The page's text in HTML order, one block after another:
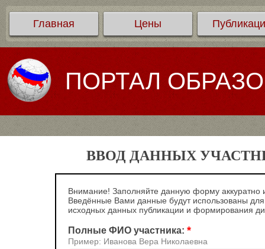
Главная Цены
ПОРТАЛ
ВВОД ДАННЫХ
Внимание! Заполняйте данную форму аккуратно
Введённые Вами данные будут использованы
исходных данных публикации и формирования
Полные ФИО участника: *
Пример: Иванова Вера Николаевна